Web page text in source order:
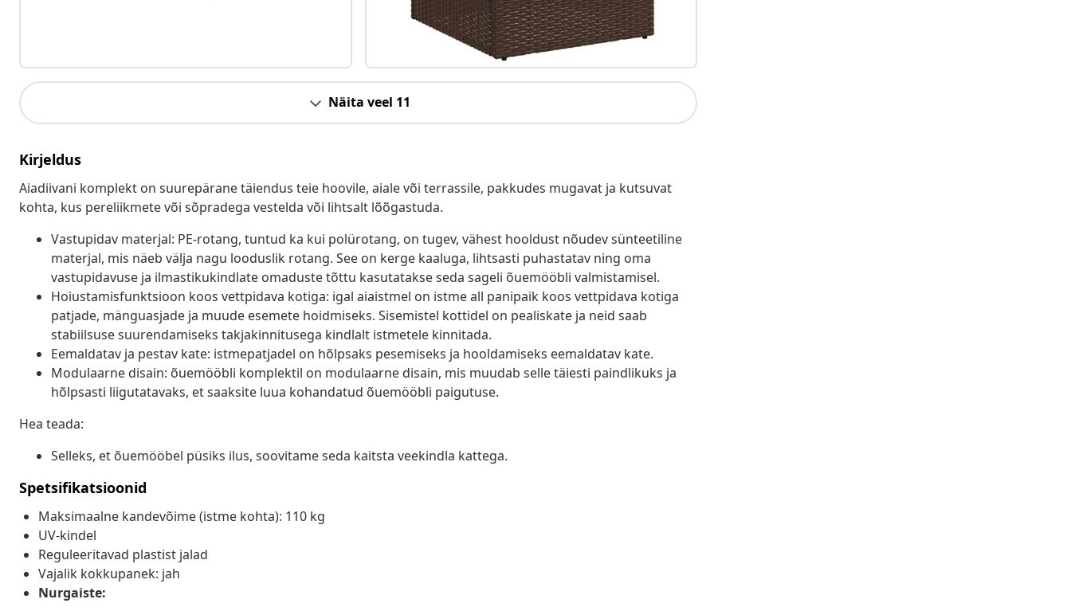
Näita veel 11
Kirjeldus
Aiadiivani komplekt on suurepärane täiendus teie hoovile, aiale või terrassile, pakkudes mugavat ja kutsuvat
kohta, kus pereliikmete või sõpradega vestelda või lihtsalt lõõgastuda.
Vastupidav materjal: PE-rotang, tuntud ka kui polürotang, on tugev, vähest hooldust nõudev sünteetiline
materjal, mis näeb välja nagu looduslik rotang. See on kerge kaaluga, lihtsasti puhastatav ning oma
vastupidavuse ja ilmastikukindlate omaduste tõttu kasutatakse seda sageli õuemööbli valmistamisel.
Hoiustamisfunktsioon koos vettpidava kotiga: igal aiaistmel on istme all panipaik koos vettpidava kotiga
patjade, mänguasjade ja muude esemete hoidmiseks. Sisemistel kottidel on pealiskate ja neid saab
stabiilsuse suurendamiseks takjakinnitusega kindlalt istmetele kinnitada.
Eemaldatav ja pestav kate: istmepatjadel on hõlpsaks pesemiseks ja hooldamiseks eemaldatav kate.
Modulaarne disain: õuemööbli komplektil on modulaarne disain, mis muudab selle täiesti paindlikuks ja
hõlpsasti liigutatavaks, et saaksite luua kohandatud õuemööbli paigutuse.
Hea teada:
Selleks, et õuemööbel püsiks ilus, soovitame seda kaitsta veekindla kattega.
Spetsifikatsioonid
Maksimaalne kandevõime (istme kohta): 110 kg
UV-kindel
Reguleeritavad plastist jalad
Vajalik kokkupanek: jah
Nurgaiste: